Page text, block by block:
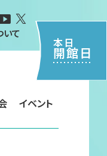
いて
本日
開館日
イベント